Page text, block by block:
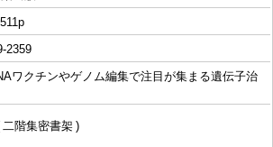
2359
ワクチンやゲノム編集で注目が集まる遺伝子治
二階集密書架